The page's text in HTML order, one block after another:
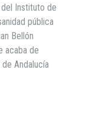
Instituto de
pública
Bellón
acaba de
Andalucía